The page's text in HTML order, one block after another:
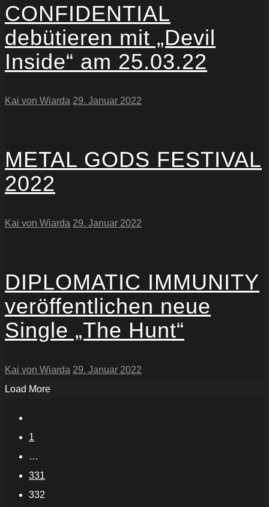
CONFIDENTIAL
debütieren mit „Devil
Inside“ am 25.03.22
Kai von Wiarda 29. Januar 2022
METAL GODS FESTIVAL
2022
Kai von Wiarda 29. Januar 2022
DIPLOMATIC IMMUNITY
veröffentlichen neue
Single „The Hunt“
Kai von Wiarda 29. Januar 2022
Load More
1
…
331
332